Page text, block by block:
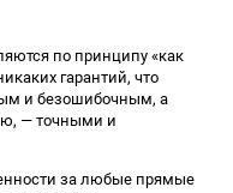
по принципу «как
гарантий, что
и безошибочным, а
— точными и
за любые прямые